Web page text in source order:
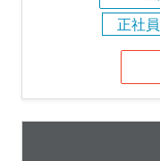
正社員